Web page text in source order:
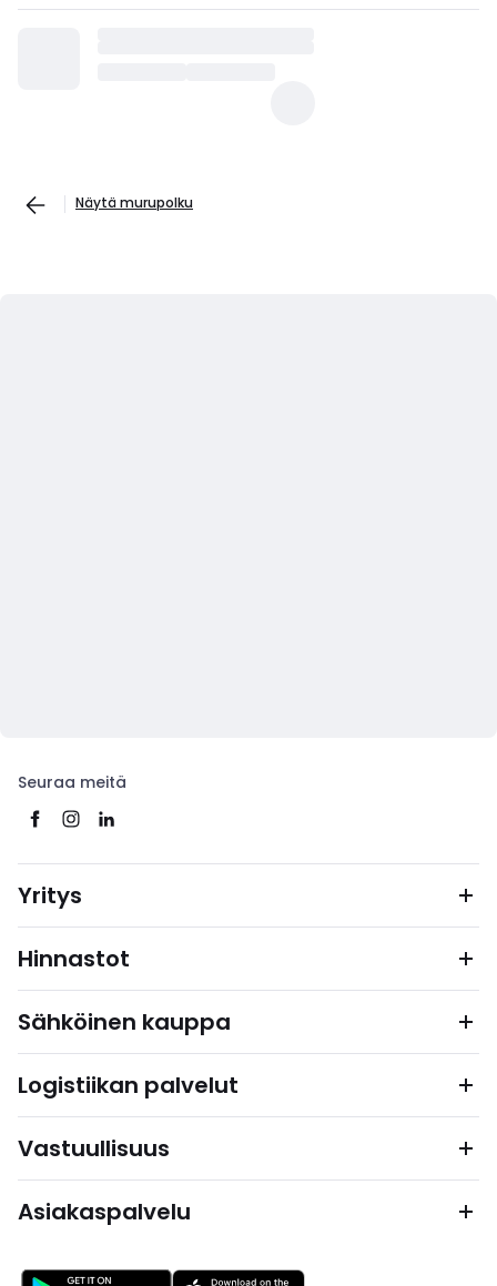
Näytä murupolku
Seuraa meitä
Yritys
Hinnastot
Sähköinen kauppa
Logistiikan palvelut
Vastuullisuus
Asiakaspalvelu